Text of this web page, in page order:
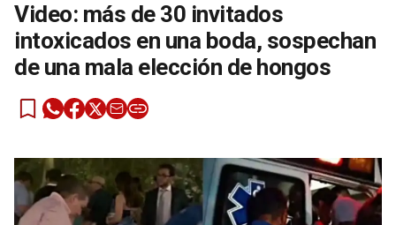
Video: más de 30 invitados
intoxicados en una boda, sospechan
de una mala elección de hongos